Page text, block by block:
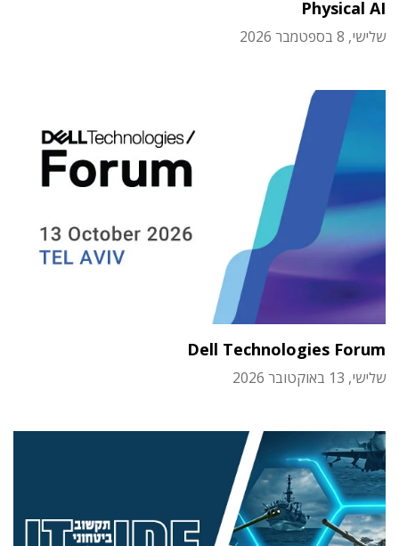
Physical AI
שלישי, 8 בספטמבר 2026
Dell Technologies Forum
שלישי, 13 באוקטובר 2026